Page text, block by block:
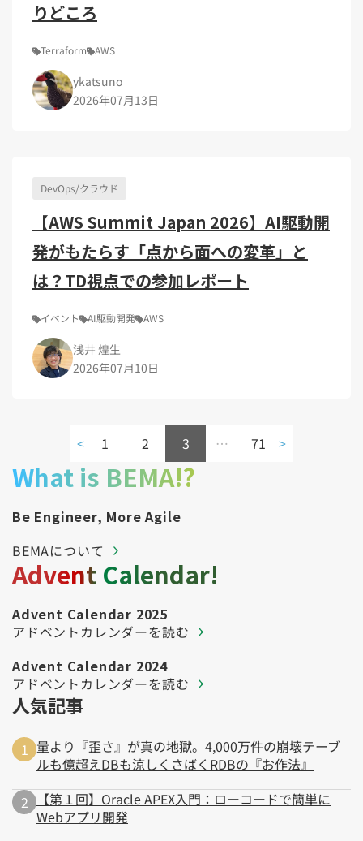
りどころ
Terraform AWS
ykatsuno
2026年07月13日
DevOps/クラウド
【AWS Summit Japan 2026】AI駆動開
発がもたらす「点から面への変革」と
は？TD視点での参加レポート
イベント AI駆動開発 AWS
浅井 煌生
2026年07月10日
< 1 2 3 … 71 >
What is BEMA!?
Be Engineer, More Agile
BEMAについて
Advent Calendar!
Advent Calendar 2025
アドベントカレンダーを読む
Advent Calendar 2024
アドベントカレンダーを読む
人気記事
量より『歪さ』が真の地獄。4,000万件の崩壊テーブ
ルも億超えDBも涼しくさばくRDBの『お作法』
【第１回】Oracle APEX入門：ローコードで簡単に
Webアプリ開発